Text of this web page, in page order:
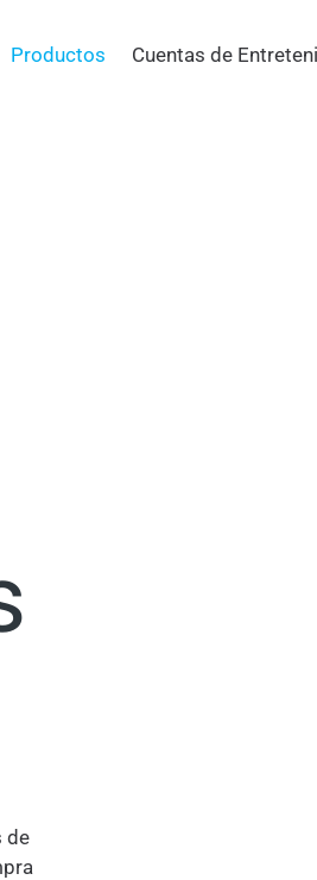
Productos Cuentas de
de